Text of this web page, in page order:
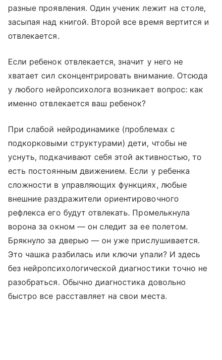
разные проявления. Один ученик лежит на столе,
засыпая над книгой. Второй все время вертится и
отвлекается.
Если ребенок отвлекается, значит у него не
хватает сил сконцентрировать внимание. Отсюда
у любого нейропсихолога возникает вопрос: как
именно отвлекается ваш ребенок?
При слабой нейродинамике (проблемах с
подкорковыми структурами) дети, чтобы не
уснуть, подкачивают себя этой активностью, то
есть постоянным движением. Если у ребенка
сложности в управляющих функциях, любые
внешние раздражители ориентировочного
рефлекса его будут отвлекать. Промелькнула
ворона за окном — он следит за ее полетом.
Брякнуло за дверью — он уже прислушивается.
Это чашка разбилась или ключи упали? И здесь
без нейропсихологической диагностики точно не
разобраться. Обычно диагностика довольно
быстро все расставляет на свои места.